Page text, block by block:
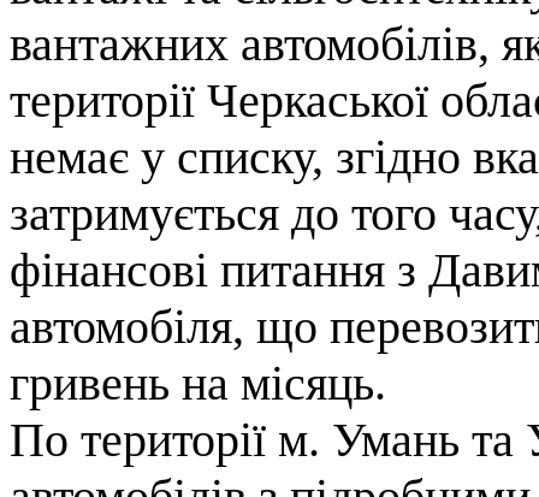
вантажних автомобілів,
території Черкаської
немає у списку, згідно
затримується до того
фінансові питання з
автомобіля, що
гривень на місяць.
По території м. Умань та